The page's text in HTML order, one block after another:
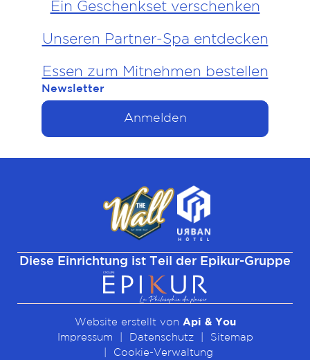
Ein Geschenkset verschenken
Unseren Partner-Spa entdecken
Essen zum Mitnehmen bestellen
Newsletter
Anmelden
Diese Einrichtung ist Teil der Epikur-Gruppe
Website erstellt von Api & You
Impressum
Datenschutz
Sitemap
Cookie-Verwaltung